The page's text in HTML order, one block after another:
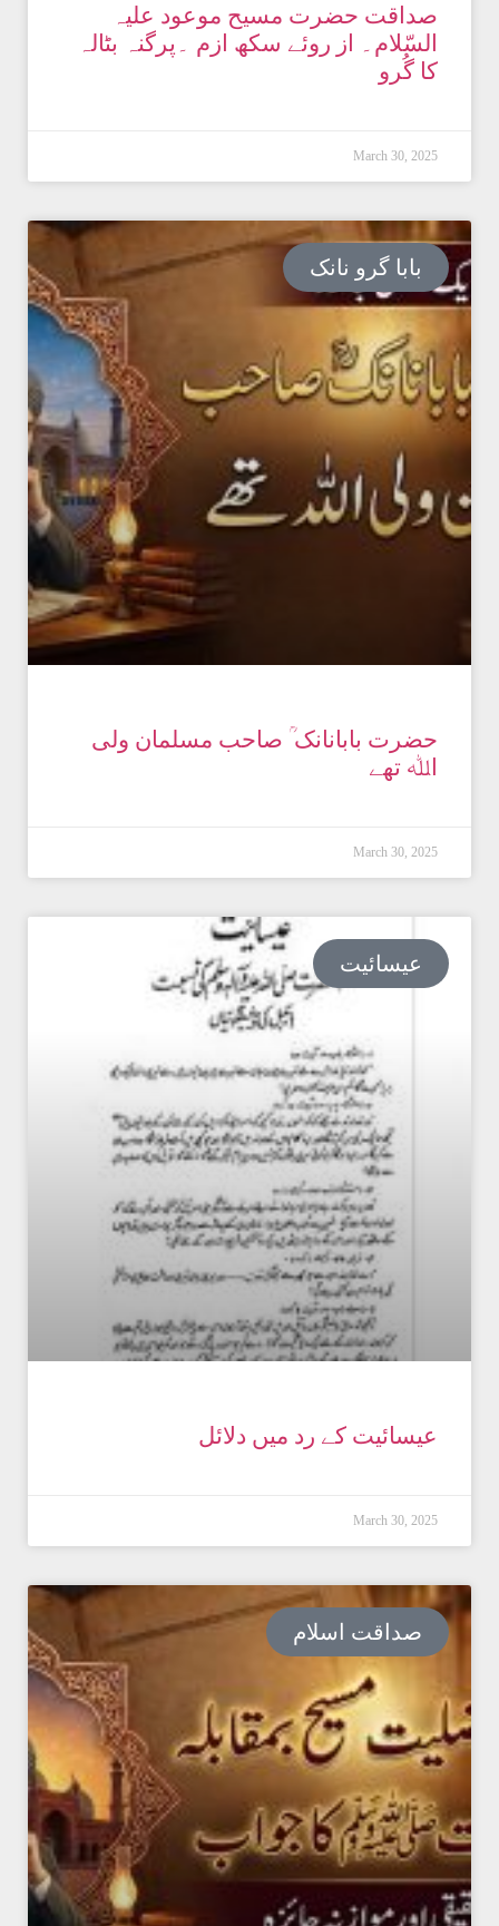
صداقت حضرت مسیح موعود علیہ
السّلام۔ از روئے سکھ ازم ۔پرگنہ بٹالہ
کا گُرو
March 30, 2025
بابا گرو نانک
حضرت بابانانک ؒ صاحب مسلمان ولی
اﷲ تھے
March 30, 2025
عیسائیت
عیسائیت کے رد میں دلائل
March 30, 2025
صداقت اسلام